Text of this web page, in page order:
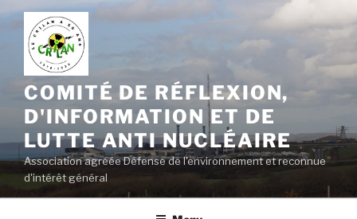
Aller
contenu
principal
COMITÉ DE RÉFLEXION,
D'INFORMATION ET DE
LUTTE ANTI NUCLÉAIRE
Association agréée Défense de l'environnement et reconnue
d'intérêt général